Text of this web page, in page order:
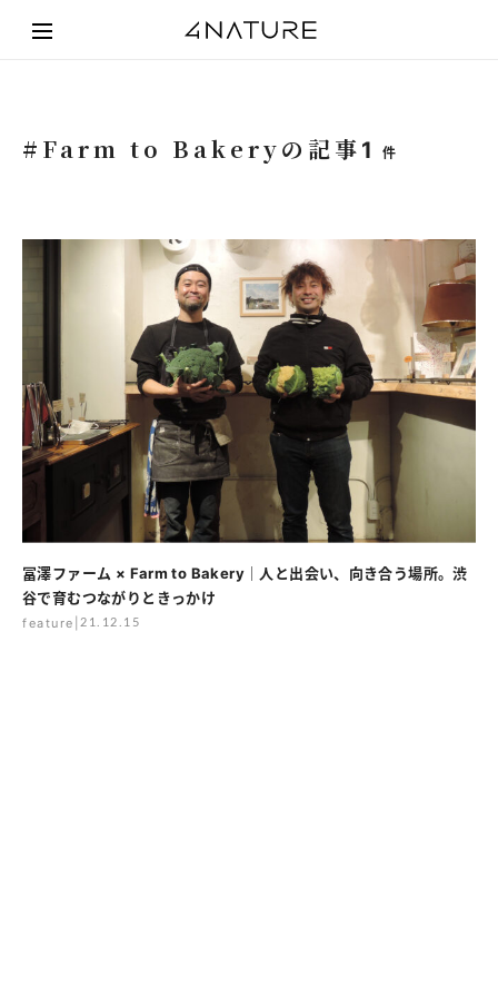
#Farm to Bakeryの記事 1 件
冨澤ファーム × Farm to Bakery｜人と出会い、向き合う場所。渋
谷で育むつながりときっかけ
feature 21.12.15